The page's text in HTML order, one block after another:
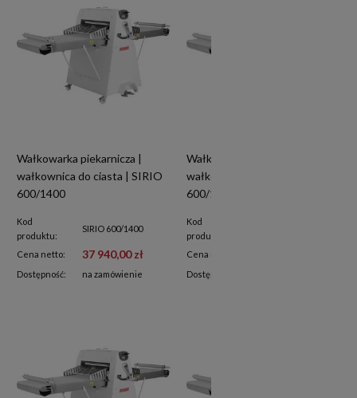
Wałkowarka piekarnicza |
wałkownica do ciasta | SIRIO
600/1400
Kod
produktu:
SIRIO 600/1400
Cena netto: 37 940,00 zł
Dostępność: na zamówienie
Wałkowarka piekarnicza |
wałkownica do ciasta | SIRIO
600/1200
Kod
produktu:
Cena netto:
Dostępność: